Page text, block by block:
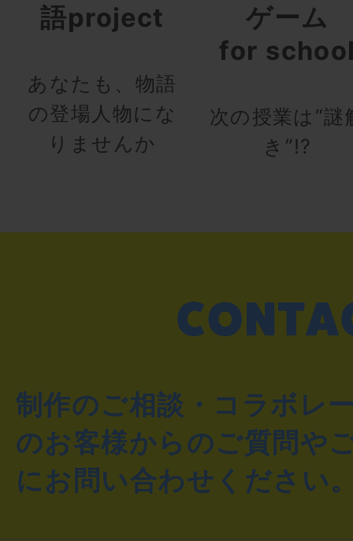
語project
あなたも、物語
の登場人物にな
りませんか
ゲーム
for
次の授業は“謎
き”!?
制作のご相談・コラボレ
のお客様からのご質問や
にお問い合わせください